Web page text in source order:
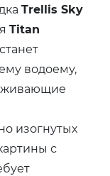
Trellis Sky
Titan
станет
водоему,
изогнутых
с